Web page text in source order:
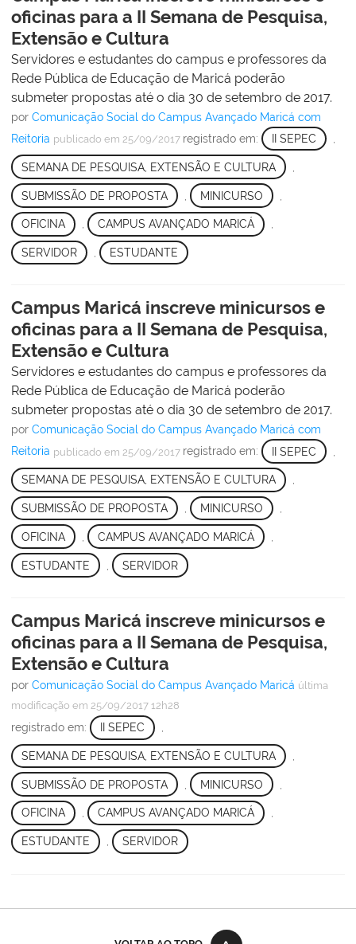
oficinas para a II Semana de Pesquisa,
Extensão e Cultura
Servidores e estudantes do campus e professores da
Rede Pública de Educação de Maricá poderão
submeter propostas até o dia 30 de setembro de 2017.
por Comunicação Social do Campus Avançado Maricá com
Reitoria publicado em 25/09/2017 registrado em: II SEPEC
SEMANA DE PESQUISA, EXTENSÃO E CULTURA
SUBMISSÃO DE PROPOSTA MINICURSO
OFICINA , CAMPUS AVANÇADO MARICÁ ,
SERVIDOR ESTUDANTE
Campus Maricá inscreve minicursos e
oficinas para a II Semana de Pesquisa,
Extensão e Cultura
Servidores e estudantes do campus e professores da
Rede Pública de Educação de Maricá poderão
submeter propostas até o dia 30 de setembro de 2017.
por Comunicação Social do Campus Avançado Maricá com
Reitoria publicado em 25/09/2017 registrado em: II SEPEC
SEMANA DE PESQUISA, EXTENSÃO E CULTURA ,
SUBMISSÃO DE PROPOSTA MINICURSO
OFICINA CAMPUS AVANÇADO MARICÁ
ESTUDANTE SERVIDOR
Campus Maricá inscreve minicursos e
oficinas para a II Semana de Pesquisa,
Extensão e Cultura
por Comunicação Social do Campus Avançado Maricá última
modificação em 25/09/2017 12h28
registrado em: II SEPEC ,
SEMANA DE PESQUISA, EXTENSÃO E CULTURA
SUBMISSÃO DE PROPOSTA MINICURSO
OFICINA , CAMPUS AVANÇADO MARICÁ ,
ESTUDANTE SERVIDOR